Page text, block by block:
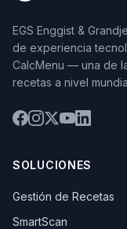
EGS Enggist &
de experiencia
CalcMenu — una de
recetas a nivel
SOLUCIONES
Gestión de Recetas
SmartScan